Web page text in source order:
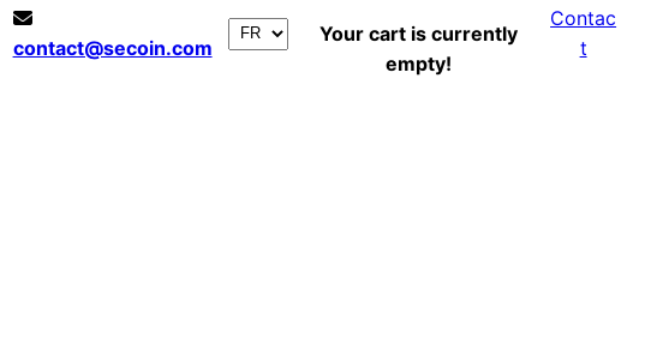
contact@secoin.com
Your cart is currently
empty!
Contac
t